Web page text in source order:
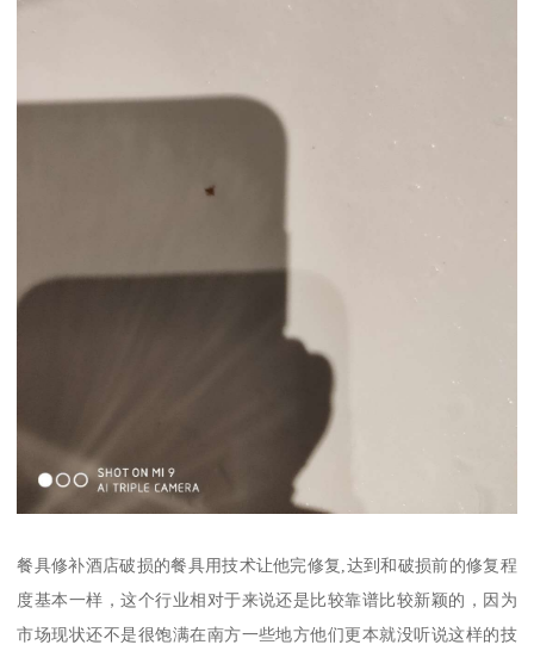
餐具修补酒店破损的餐具用技术让他完修复,达到和破损前的修复程
度基本一样，这个行业相对于来说还是比较靠谱比较新颖的，因为
市场现状还不是很饱满在南方一些地方他们更本就没听说这样的技